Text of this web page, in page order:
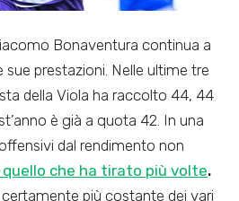
Bonaventura continua a
sue prestazioni. Nelle ultime tre
della Viola ha raccolto 44, 44
è già a quota 42. In una
dal rendimento non
quello che ha tirato più volte.
più costante dei vari